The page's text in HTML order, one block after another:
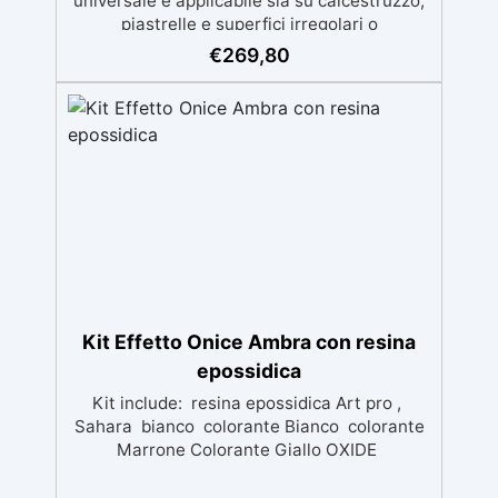
piastrelle e superfici irregolari o
danneggiate. ✅ Facile da applicare: Video
Guida completa inclusa, 3 semplici passaggi,
finitura protettiva antigraffio. ✅ Risultati
professionali: Sistema autolivellante,
€269,80
Kit Effetto Onice Ambra con resina
epossidica
Kit include: resina epossidica Art pro ,
Sahara bianco colorante Bianco colorante
Marrone Colorante Giallo OXIDE